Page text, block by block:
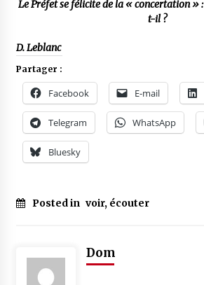
Le Préfet se félicite de la « concertation »
t-il ?
D. Leblanc
Partager :
Facebook E-mail
Telegram WhatsApp
Bluesky
Posted in voir, écouter
Dom